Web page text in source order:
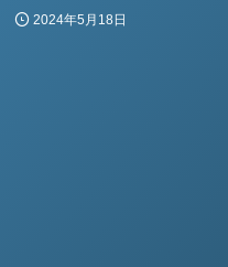
2024年5月18日